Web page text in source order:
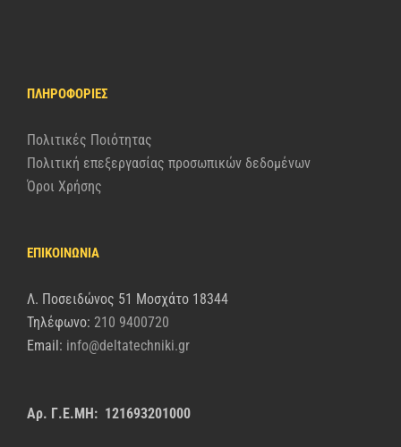
ΠΛΗΡΟΦΟΡΊΕΣ
Πολιτικές Ποιότητας
Πολιτική επεξεργασίας προσωπικών δεδομένων
Όροι Χρήσης
ΕΠΙΚΟΙΝΩΝΙΑ
Λ. Ποσειδώνος 51 Μοσχάτο 18344
Τηλέφωνο: 210 9400720
Email: info@deltatechniki.gr
Αρ. Γ.Ε.ΜΗ: 121693201000